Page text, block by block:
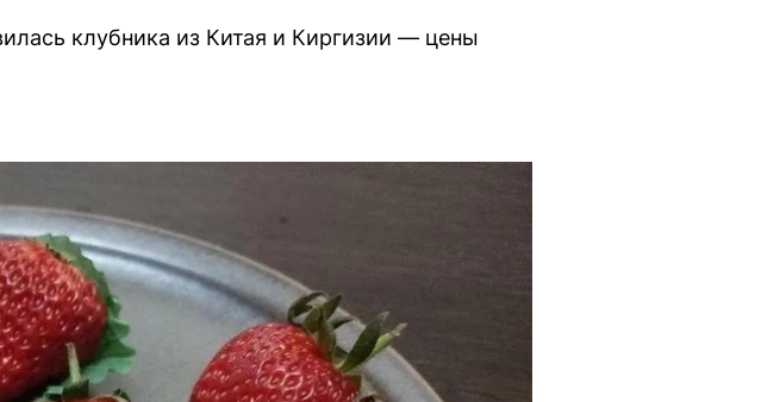
клубника из Китая и Киргизии — цены